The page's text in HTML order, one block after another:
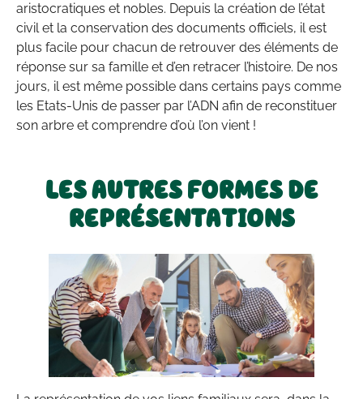
aristocratiques et nobles. Depuis la création de l’état
civil et la conservation des documents officiels, il est
plus facile pour chacun de retrouver des éléments de
réponse sur sa famille et d’en retracer l’histoire. De nos
jours, il est même possible dans certains pays comme
les Etats-Unis de passer par l’ADN afin de reconstituer
son arbre et comprendre d’où l’on vient !
LES AUTRES FORMES DE
REPRÉSENTATIONS